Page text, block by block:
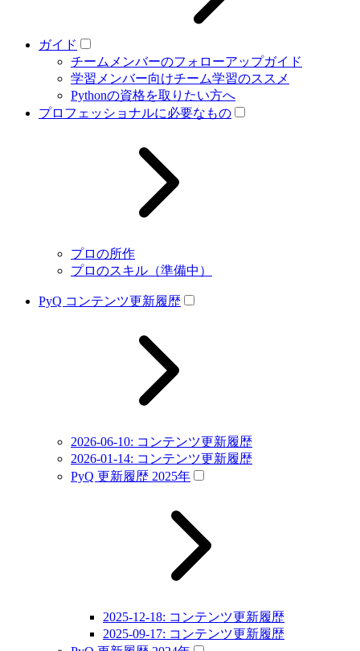
ガイド
チームメンバーのフォローアップガイド
学習メンバー向けチーム学習のススメ
Pythonの資格を取りたい方へ
プロフェッショナルに必要なもの
プロの所作
プロのスキル（準備中）
PyQ コンテンツ更新履歴
2026-06-10: コンテンツ更新履歴
2026-01-14: コンテンツ更新履歴
PyQ 更新履歴 2025年
2025-12-18: コンテンツ更新履歴
2025-09-17: コンテンツ更新履歴